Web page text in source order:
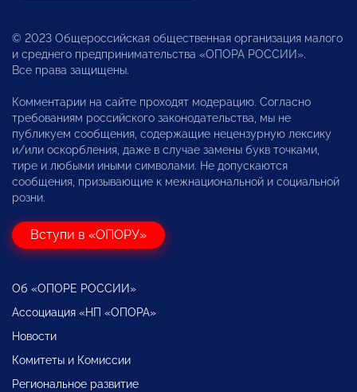
© 2023 Общероссийская общественная организация малого
и среднего предпринимательства «ОПОРА РОССИИ».
Все права защищены.
Комментарии на сайте проходят модерацию. Согласно
требованиям российского законодательства, мы не
публикуем сообщения, содержащие нецензурную лексику
и/или оскорбления, даже в случае замены букв точками,
тире и любыми иными символами. Не допускаются
сообщения, призывающие к межнациональной и социальной
розни.
Вступи в «ОПОРУ»
Об «ОПОРЕ РОССИИ»
Ассоциация «НП «ОПОРА»
Новости
Комитеты и Комиссии
Региональное развитие